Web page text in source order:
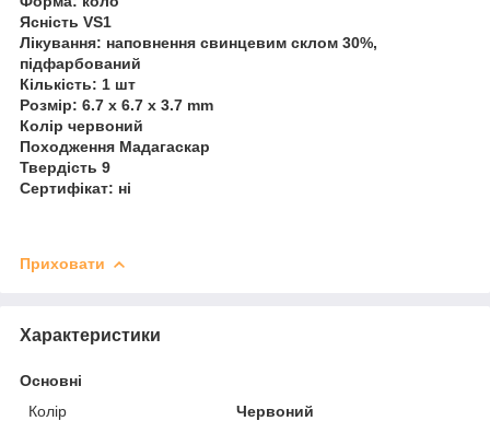
Ясність VS1
Лікування: наповнення свинцевим склом 30%,
підфарбований
Кількість: 1 шт
Розмір: 6.7 x 6.7 x 3.7 mm
Колір червоний
Походження Мадагаскар
Твердість 9
Сертифікат: ні
Приховати
Характеристики
Основні
Колір
Червоний